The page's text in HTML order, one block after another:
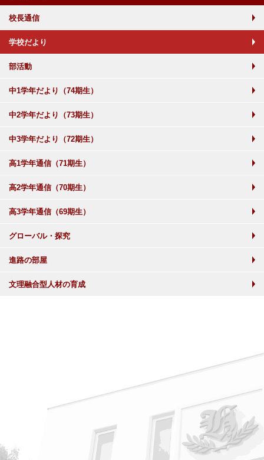
校長通信
学校だより
部活動
中1学年だより（74期生）
中2学年だより（73期生）
中3学年だより（72期生）
高1学年通信（71期生）
高2学年通信（70期生）
高3学年通信（69期生）
グローバル・探究
進路の部屋
文理融合型人材の育成